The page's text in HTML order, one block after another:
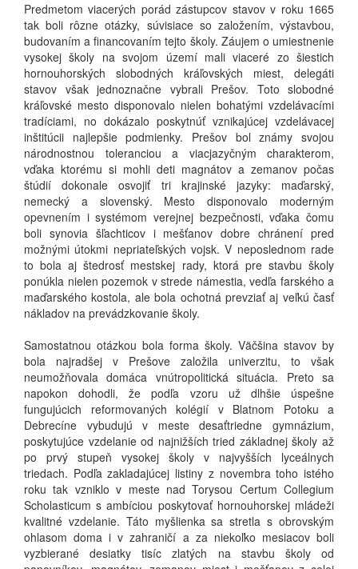
Predmetom viacerých porád zástupcov stavov v roku 1665
tak boli rôzne otázky, súvisiace so založením, výstavbou,
budovaním a financovaním tejto školy. Záujem o umiestnenie
vysokej školy na svojom území mali viaceré zo šiestich
hornouhorských slobodných kráľovských miest, delegáti
stavov však jednoznačne vybrali Prešov. Toto slobodné
kráľovské mesto disponovalo nielen bohatými vzdelávacími
tradíciami, no dokázalo poskytnúť vznikajúcej vzdelávacej
inštitúcii najlepšie podmienky. Prešov bol známy svojou
národnostnou toleranciou a viacjazyčným charakterom,
vďaka ktorému si mohli deti magnátov a zemanov počas
štúdií dokonale osvojiť tri krajinské jazyky: maďarský,
nemecký a slovenský. Mesto disponovalo moderným
opevnením i systémom verejnej bezpečnosti, vďaka čomu
boli synovia šľachticov i mešťanov dobre chránení pred
možnými útokmi nepriateľských vojsk. V neposlednom rade
to bola aj štedrosť mestskej rady, ktorá pre stavbu školy
ponúkla nielen pozemok v strede námestia, vedľa farského a
maďarského kostola, ale bola ochotná prevziať aj veľkú časť
nákladov na prevádzkovanie školy.
Samostatnou otázkou bola forma školy. Väčšina stavov by
bola najradšej v Prešove založila univerzitu, to však
neumožňovala domáca vnútropolitická situácia. Preto sa
napokon dohodli, že podľa vzoru už dlhšie úspešne
fungujúcich reformovaných kolégií v Blatnom Potoku a
Debrecíne vybudujú v meste desaťtriedne gymnázium,
poskytujúce vzdelanie od najnižších tried základnej školy až
po prvý stupeň vysokej školy v najvyšších lyceálnych
triedach. Podľa zakladajúcej listiny z novembra toho istého
roku tak vzniklo v meste nad Torysou Certum Collegium
Scholasticum s ambíciou poskytovať hornouhorskej mládeži
kvalitné vzdelanie. Táto myšlienka sa stretla s obrovským
ohlasom doma i v zahraničí a za niekoľko mesiacov boli
vyzbierané desiatky tisíc zlatých na stavbu školy od